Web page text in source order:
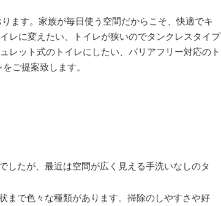
ます。家族が毎日使う空間だからこそ、快適でキ
レに変えたい、トイレが狭いのでタンクレスタイプ
レット式のトイレにしたい、バリアフリー対応のト
ご提案致します。
したが、最近は空間が広く見える手洗いなしのタ
まで色々な種類があります。掃除のしやすさや好